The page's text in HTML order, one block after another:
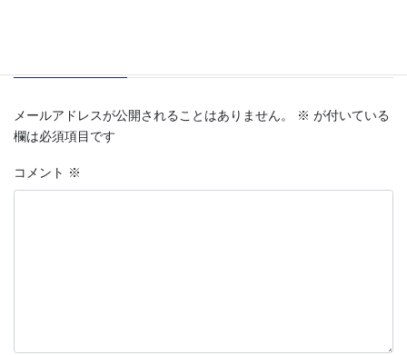
メールアドレスが公開されることはありません。 ※ が付いている
欄は必須項目です
コメント ※